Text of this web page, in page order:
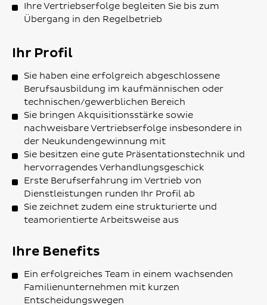
Ihre Vertriebserfolge begleiten Sie bis zum
Übergang in den Regelbetrieb
Ihr Profil
Sie haben eine erfolgreich abgeschlossene
Berufsausbildung im kaufmännischen oder
technischen/gewerblichen Bereich
Sie bringen Akquisitionsstärke sowie
nachweisbare Vertriebserfolge insbesondere in
der Neukundengewinnung mit
Sie besitzen eine gute Präsentationstechnik und
hervorragendes Verhandlungsgeschick
Erste Berufserfahrung im Vertrieb von
Dienstleistungen runden Ihr Profil ab
Sie zeichnet zudem eine strukturierte und
teamorientierte Arbeitsweise aus
Ihre Benefits
Ein erfolgreiches Team in einem wachsenden
Familienunternehmen mit kurzen
Entscheidungswegen